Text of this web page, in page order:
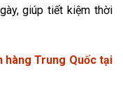
giúp tiết kiệm thời
hàng Trung Quốc tại